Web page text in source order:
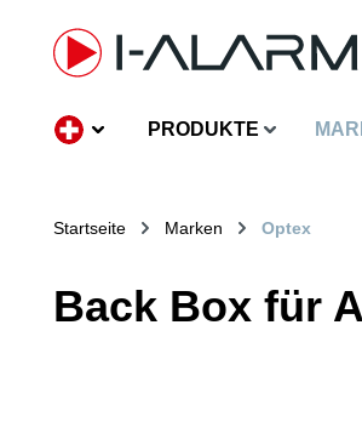
springen
PRODUKTE
Startseite Marken Optex
Back Box für